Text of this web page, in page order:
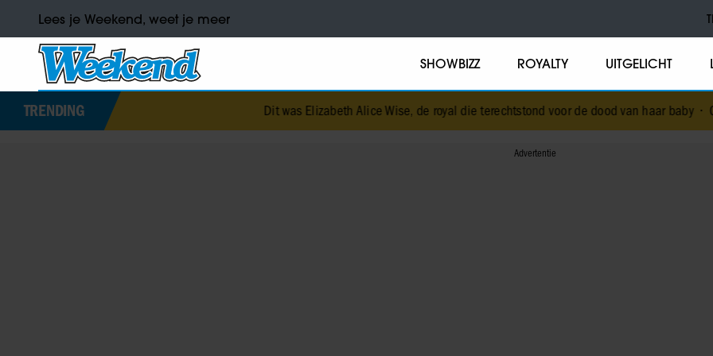
Lees je Weekend, weet je meer
SHOWBIZZ ROYALTY UITGELICHT
TRENDING Dit was Elizabeth Alice Wise, de royal die terechtstond voor de dood van haar baby• Corry Konings